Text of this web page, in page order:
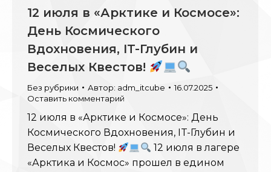
12 июля в «Арктике и Космосе»:
День Космического
Вдохновения, IT-Глубин и
Веселых Квестов!
Без рубрики Автор: adm_itcube
16.07.2025
Оставить комментарий
12 июля в «Арктике и Космосе»: День
Космического Вдохновения, IT-Глубин и
Веселых Квестов!
12 июля в лагере
«Арктика и Космос» прошел в едином